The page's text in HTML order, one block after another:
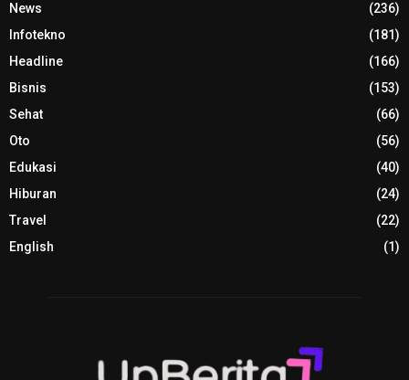
News
(236)
Infotekno
(181)
Headline
(166)
Bisnis
(153)
Sehat
(66)
Oto
(56)
Edukasi
(40)
Hiburan
(24)
Travel
(22)
English
(1)